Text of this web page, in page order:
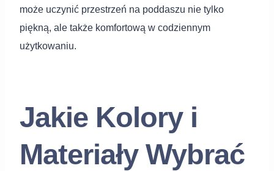
może uczynić przestrzeń na poddaszu nie tylko
piękną, ale także komfortową w codziennym
użytkowaniu.
Jakie Kolory i
Materiały Wybrać